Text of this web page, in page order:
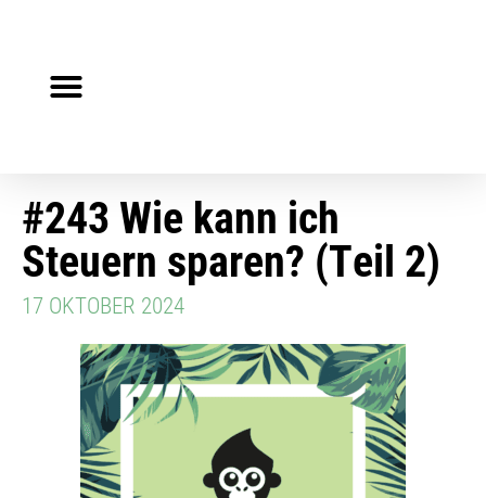
#243 Wie kann ich
Steuern sparen? (Teil 2)
17 OKTOBER 2024